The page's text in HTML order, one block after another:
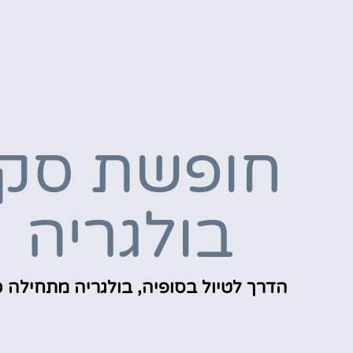
חופשת
בולגריה
הדרך לטיול בסופיה, בולגריה מתחילה